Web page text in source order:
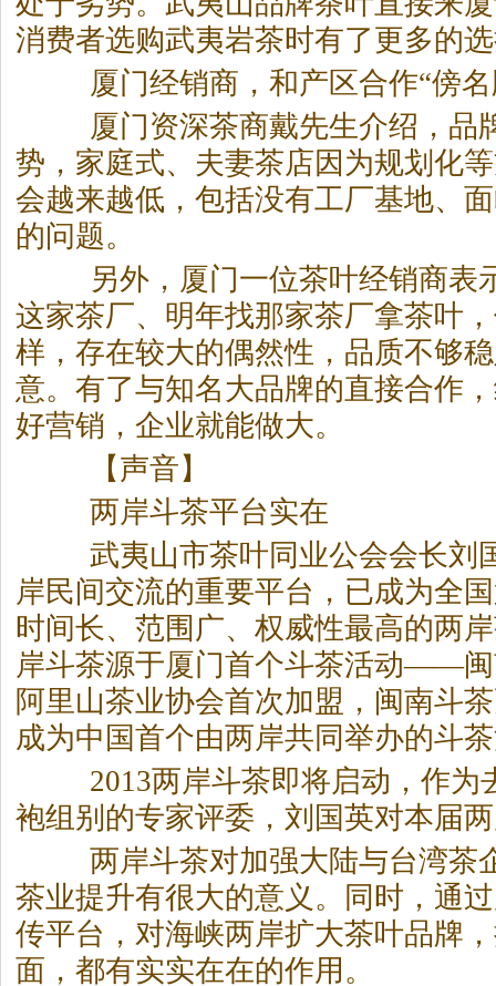
消费者选购武夷岩茶时有了更多的
厦门经销商，和产区合作“傍名
厦门资深茶商戴先生介绍，品
势，家庭式、夫妻茶店因为规划化
会越来越低，包括没有工厂基地、
的问题。
另外，厦门一位茶叶经销商表
这家茶厂、明年找那家茶厂拿茶叶
样，存在较大的偶然性，品质不够
意。有了与知名大品牌的直接合作
好营销，企业就能做大。
【声音】
两岸斗茶平台实在
武夷山市茶叶同业公会会长刘
岸民间交流的重要平台，已成为全
时间长、范围广、权威性最高的两
岸斗茶源于厦门首个斗茶活动——
阿里山茶业协会首次加盟，闽南斗
成为中国首个由两岸共同举办的斗
2013两岸斗茶即将启动，作为
袍组别的专家评委，刘国英对本届
两岸斗茶对加强大陆与台湾茶
茶业提升有很大的意义。同时，通
传平台，对海峡两岸扩大茶叶品牌
面，都有实实在在的作用。